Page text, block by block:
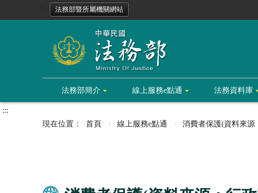
法務部暨所屬機關網站
法務部簡介 線上服務e點通 法務資料庫
:::
首頁
線上服務e點通 消費者保護(資料來